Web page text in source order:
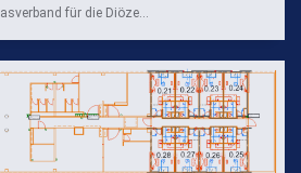
für die Diöze...